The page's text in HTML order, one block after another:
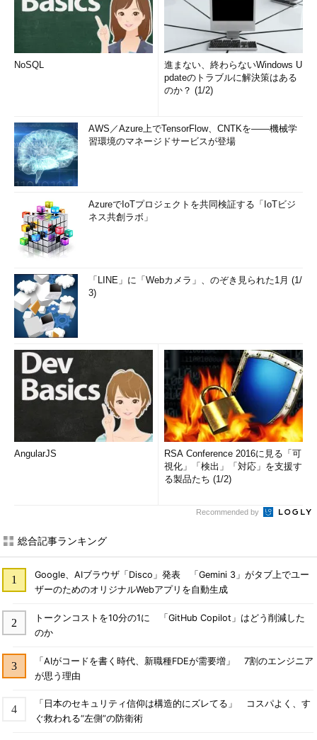
NoSQL
進まない、終わらないWindows U
pdateのトラブルに解決策はある
のか？ (1/2)
AWS／Azure上でTensorFlow、CNTKを――機械学
習環境のマネージドサービスが登場
AzureでIoTプロジェクトを共同検証する「IoTビジ
ネス共創ラボ」
「LINE」に「Webカメラ」、のぞき見られた1月 (1/
3)
AngularJS
RSA Conference 2016に見る「可
視化」「検出」「対応」を支援す
る製品たち (1/2)
Recommended by
総合記事ランキング
Google、AIブラウザ「Disco」発表 「Gemini 3」がタブ上でユー
ザーのためのオリジナルWebアプリを自動生成
トークンコストを10分の1に 「GitHub Copilot」はどう削減した
のか
「AIがコードを書く時代、新職種FDEが需要増」 7割のエンジニア
が思う理由
「日本のセキュリティ信仰は構造的にズレてる」 コスパよく、す
ぐ救われる“左側”の防衛術